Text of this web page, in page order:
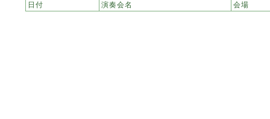
日付 演奏会名 会場